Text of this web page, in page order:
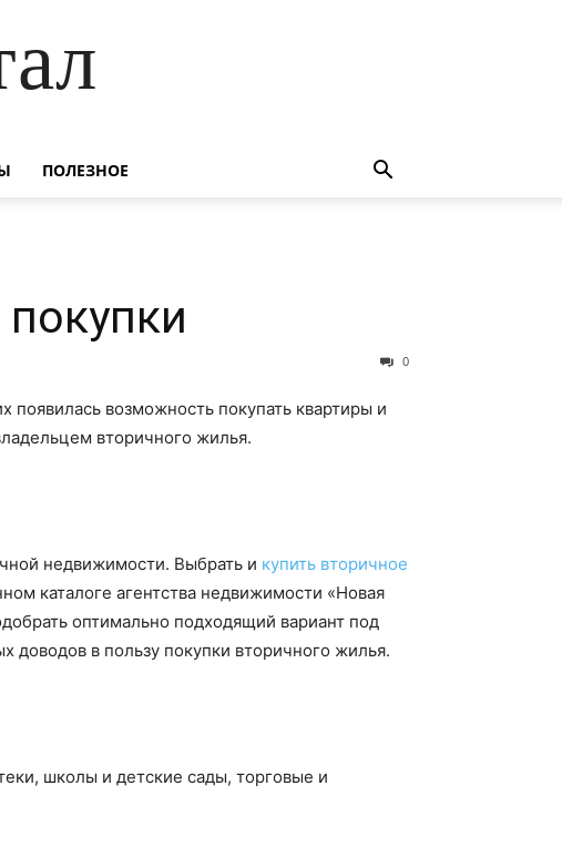
ПОЛЕЗНОЕ
0
возможность покупать квартиры и
вторичного жилья.
недвижимости. Выбрать и купить вторичное
каталоге агентства недвижимости «Новая
оптимально подходящий вариант под
доводов в пользу покупки вторичного жилья.
школы и детские сады, торговые и